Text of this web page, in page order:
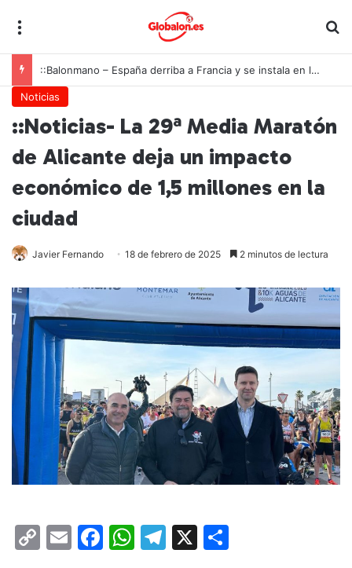
::Balonmano – España derriba a Francia y se instala en las semifinales del Europeo juvenil
Noticias
::Noticias- La 29ª Media Maratón
de Alicante deja un impacto
económico de 1,5 millones en la
ciudad
Javier Fernando 18 de febrero de 2025 2 minutos de lectura
C
E
F
W T
X